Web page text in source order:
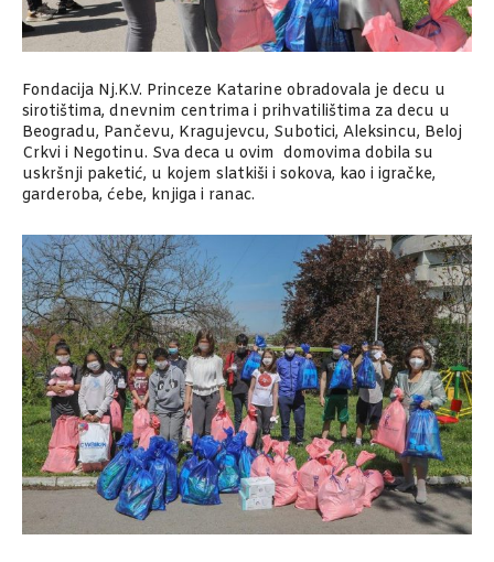
Fondacija Nj.K.V. Princeze Katarine obradovala je decu u
sirotištima, dnevnim centrima i prihvatilištima za decu u
Beogradu, Pančevu, Kragujevcu, Subotici, Aleksincu, Beloj
Crkvi i Negotinu. Sva deca u ovim domovima dobila su
uskršnji paketić, u kojem slatkiši i sokova, kao i igračke,
garderoba, ćebe, knjiga i ranac.